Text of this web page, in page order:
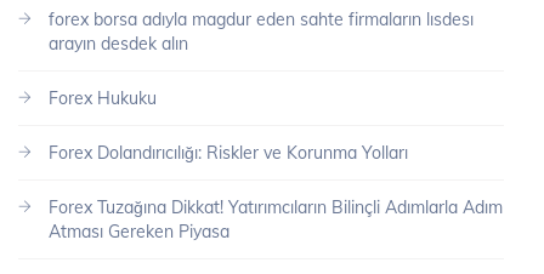
forex borsa adıyla magdur eden sahte firmaların lısdesı
arayın desdek alın
Forex Hukuku
Forex Dolandırıcılığı: Riskler ve Korunma Yolları
Forex Tuzağına Dikkat! Yatırımcıların Bilinçli Adımlarla Adım
Atması Gereken Piyasa